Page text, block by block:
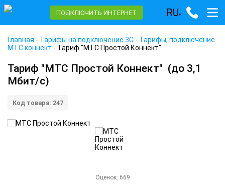
ПОДКЛЮЧИТЬ ИНТЕРНЕТ RU▾
Главная - Тарифы на подключение 3G - Тарифы, подключение
МТС коннект - Тариф "МТС Простой Коннект"
Тариф "МТС Простой Коннект" (до 3,1
Мбит/с)
Код товара: 247
Оценок: 669